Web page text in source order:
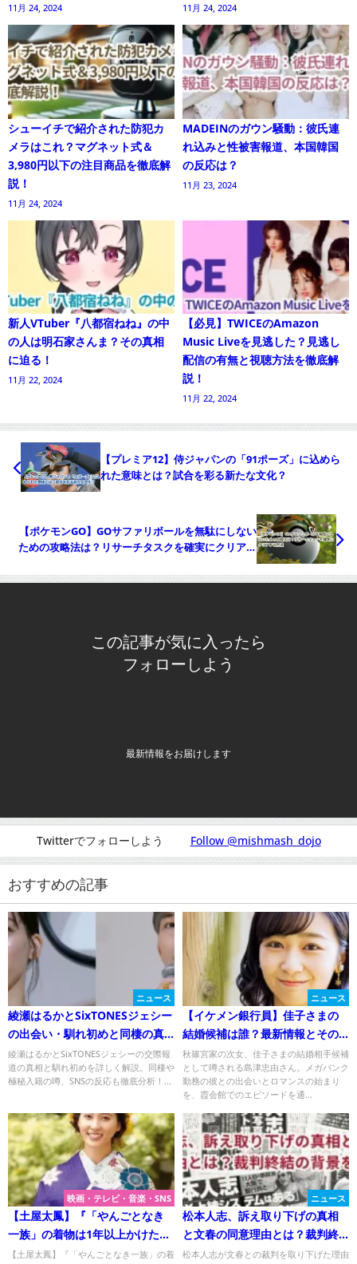
11月 24, 2024 11月 24, 2024
シューイチで紹介された防犯カ
メラはこれ？マグネット式＆
3,980円以下の注目商品を徹底解
説！
11月 24, 2024
MADEINのガウン騒動：彼氏連
れ込みと性被害報道、本国韓国
の反応は？
11月 23, 2024
新人VTuber『八都宿ねね』の中
の人は明石家さんま？その真相
に迫る！
11月 22, 2024
【必見】TWICEのAmazon
Music Liveを見逃した？見逃し
配信の有無と視聴方法を徹底解
説！
11月 22, 2024
【プレミア12】侍ジャパンの「91ポーズ」に込めら
れた意味とは？試合を彩る新たな文化？
【ポケモンGO】GOサファリボールを無駄にしない
ための攻略法は？リサーチタスクを確実にクリアす
この記事が気に入ったら
フォローしよう
最新情報をお届けします
Twitterでフォローしよう Follow @mishmash_dojo
おすすめの記事
ニュース
綾瀬はるかとSixTONESジェシー
の出会い・馴れ初めと同棲の真
相は？
綾瀬はるかとSixTONESジェシーの交際報
道の真相と馴れ初めを詳しく解説。同棲や
極秘入籍の噂、SNSの反応も徹底分析！...
ニュース
【イケメン銀行員】佳子さまの
結婚候補は誰？最新情報とその
詳細を解説！
秋篠宮家の次女、佳子さまの結婚相手候補
として噂される島津忠由さん。メガバンク
勤務の彼との出会いとロマンスの始まり
を、霞会館でのエピソードを通...
映画・テレビ・音楽・SNS
【土屋太鳳】『「やんごとなき
一族」の着物は1年以上かけたオ
ーダーメイド品 原作者が私物
【土屋太鳳】『「やんごとなき一族」の着
ニュース
松本人志、訴え取り下げの真相
と文春の同意理由とは？裁判終
結の背景を探る！
松本人志が文春との裁判を取り下げた理由